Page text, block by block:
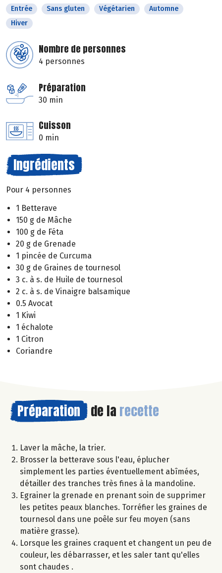
Entrée Sans gluten Végétarien
Automne
Hiver
Nombre de personnes
4 personnes
Préparation
30 min
Cuisson
0 min
Ingrédients
Pour 4 personnes
1 Betterave
150 g de Mâche
100 g de Féta
20 g de Grenade
1 pincée de Curcuma
30 g de Graines de tournesol
3 c. à s. de Huile de tournesol
2 c. à s. de Vinaigre balsamique
0.5 Avocat
1 Kiwi
1 échalote
1 Citron
Coriandre
Préparation de la recette
Laver la mâche, la trier.
Brosser la betterave sous l'eau, éplucher
simplement les parties éventuellement abîmées,
détailler des tranches très fines à la mandoline.
Egrainer la grenade en prenant soin de supprimer
les petites peaux blanches. Torréfier les graines de
tournesol dans une poêle sur feu moyen (sans
matière grasse).
Lorsque les graines craquent et changent un peu de
couleur, les débarrasser, et les saler tant qu'elles
sont chaudes .